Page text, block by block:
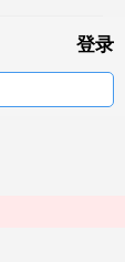
登录